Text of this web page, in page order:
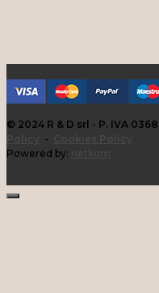
© 2024 R & D srl - P. IVA
-
Powered by: